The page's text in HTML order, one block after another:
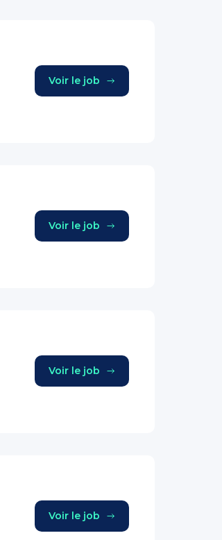
Voir le job
Voir le job
Voir le job
Voir le job